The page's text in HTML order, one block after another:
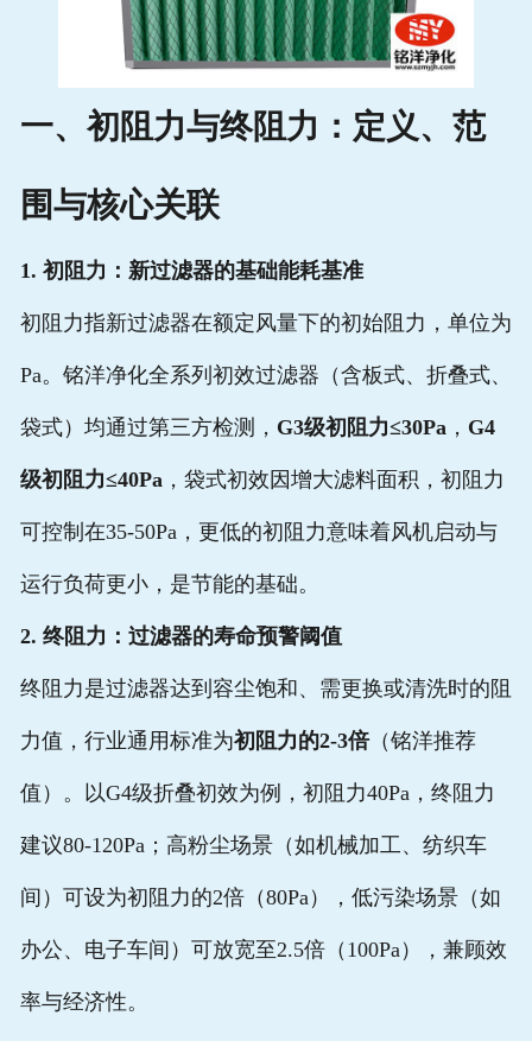
一、初阻力与终阻力：定义、范
围与核心关联
1. 初阻力：新过滤器的基础能耗基准
初阻力指新过滤器在额定风量下的初始阻力，单位为
Pa。铭洋净化全系列初效过滤器（含板式、折叠式、
袋式）均通过第三方检测， G3级初阻力≤30Pa， G4
级初阻力≤40Pa，袋式初效因增大滤料面积，初阻力
可控制在35-50Pa，更低的初阻力意味着风机启动与
运行负荷更小，是节能的基础。
2. 终阻力：过滤器的寿命预警阈值
终阻力是过滤器达到容尘饱和、需更换或清洗时的阻
力值，行业通用标准为初阻力的2-3倍（铭洋推荐
值）。以G4级折叠初效为例，初阻力40Pa，终阻力
建议80-120Pa；高粉尘场景（如机械加工、纺织车
间）可设为初阻力的2倍（80Pa），低污染场景（如
办公、电子车间）可放宽至2.5倍（100Pa），兼顾效
率与经济性。